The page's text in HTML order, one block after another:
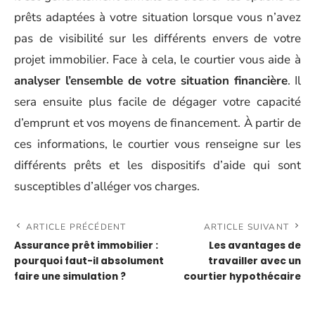
prêts adaptées à votre situation lorsque vous n’avez
pas de visibilité sur les différents envers de votre
projet immobilier. Face à cela, le courtier vous aide à
analyser l’ensemble de votre situation financière. Il
sera ensuite plus facile de dégager votre capacité
d’emprunt et vos moyens de financement. À partir de
ces informations, le courtier vous renseigne sur les
différents prêts et les dispositifs d’aide qui sont
susceptibles d’alléger vos charges.
ARTICLE PRÉCÉDENT
Assurance prêt immobilier :
pourquoi faut-il absolument
faire une simulation ?
ARTICLE SUIVANT
Les avantages de
travailler avec un
courtier hypothécaire